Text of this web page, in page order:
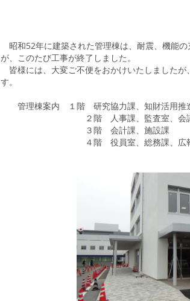
昭和52年に建築された管理棟は、耐震、機能
が、このたび工事が終了しました。
皆様には、大変ご不便をおかけいたしました
す。
管理棟案内 １階 研究協力課、知財活用推
２階 人事課、監査室、会議
３階 会計課、施設課
４階 役員室、総務課、広報